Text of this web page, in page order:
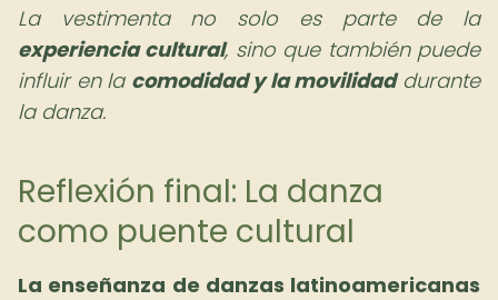
La vestimenta no solo es parte de la
experiencia cultural, sino que también puede
influir en la comodidad y la movilidaddurante
la danza.
Reflexión final: La danza
como puente cultural
La enseñanza de danzas latinoamericanas